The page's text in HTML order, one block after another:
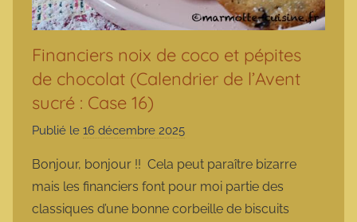
Financiers noix de coco et pépites
de chocolat (Calendrier de l’Avent
sucré : Case 16)
Publié le 16 décembre 2025
r
m
a
Bonjour, bonjour !! Cela peut paraître bizarre
mais les financiers font pour moi partie des
classiques d’une bonne corbeille de biscuits